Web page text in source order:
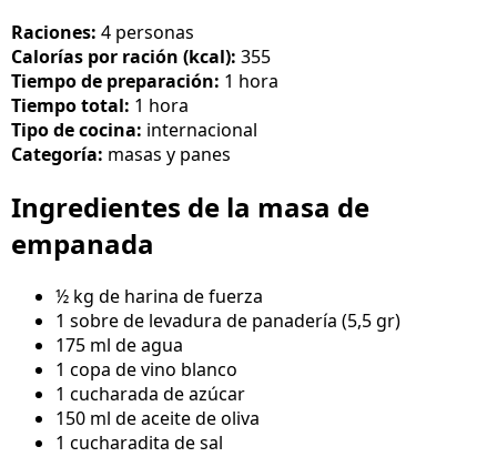
Raciones: 4 personas
Calorías por ración (kcal): 355
Tiempo de preparación: 1 hora
Tiempo total: 1 hora
Tipo de cocina: internacional
Categoría: masas y panes
Ingredientes de la masa de
empanada
½ kg de harina de fuerza
1 sobre de levadura de panadería (5,5 gr)
175 ml de agua
1 copa de vino blanco
1 cucharada de azúcar
150 ml de aceite de oliva
1 cucharadita de sal